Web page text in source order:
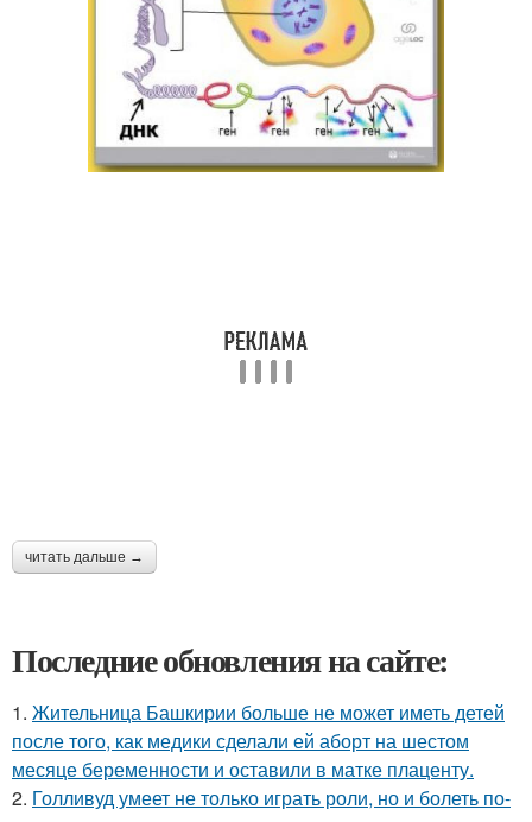
читать дальше →
Последние обновления на сайте:
1. Жительница Башкирии больше не может иметь детей
после того, как медики сделали ей аборт на шестом
месяце беременности и оставили в матке плаценту.
2. Голливуд умеет не только играть роли, но и болеть по-